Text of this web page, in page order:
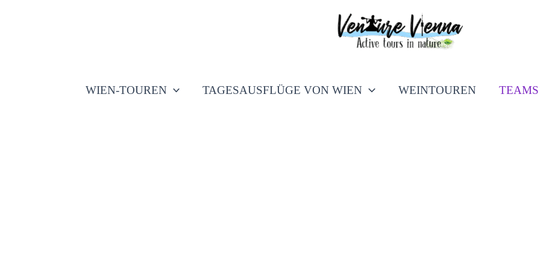
WIEN-TOUREN TAGESAUSFLÜGE VON WIEN WEINTOUREN TEAMS